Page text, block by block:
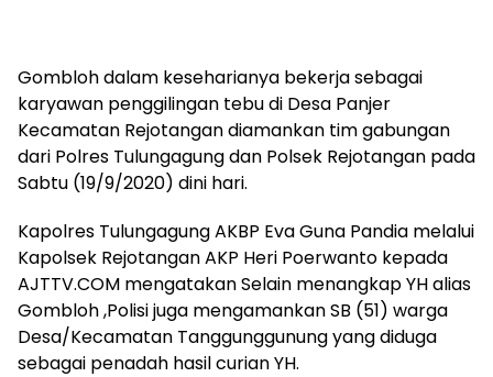
Gombloh dalam keseharianya bekerja sebagai
karyawan penggilingan tebu di Desa Panjer
Kecamatan Rejotangan diamankan tim gabungan
dari Polres Tulungagung dan Polsek Rejotangan pada
Sabtu (19/9/2020) dini hari.
Kapolres Tulungagung AKBP Eva Guna Pandia melalui
Kapolsek Rejotangan AKP Heri Poerwanto kepada
AJTTV.COM mengatakan Selain menangkap YH alias
Gombloh ,Polisi juga mengamankan SB (51) warga
Desa/Kecamatan Tanggunggunung yang diduga
sebagai penadah hasil curian YH.